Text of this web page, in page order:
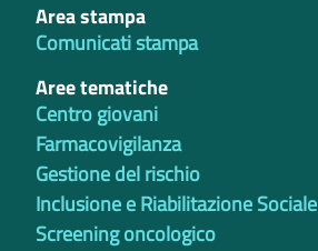
Area stampa
Comunicati stampa
Aree tematiche
Centro giovani
Farmacovigilanza
Gestione del rischio
Inclusione e Riabilitazione Sociale
Screening oncologico